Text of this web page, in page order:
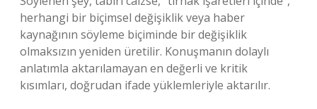
herhangi bir biçimsel değişiklik veya haber
kaynağının söyleme biçiminde bir değişiklik
olmaksızın yeniden üretilir. Konuşmanın dolaylı
anlatımla aktarılamayan en değerli ve kritik
kısımları, doğrudan ifade yüklemleriyle aktarılır.